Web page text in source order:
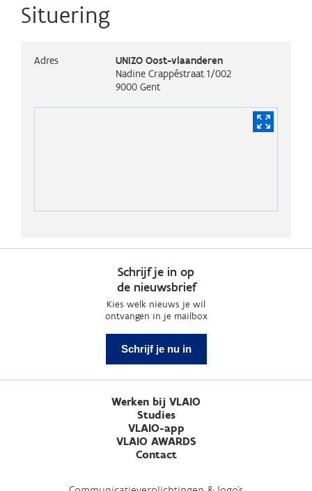
Situering
Adres
UNIZO Oost-vlaanderen
Nadine Crappéstraat 1/002
9000 Gent
Schrijf je in op
de nieuwsbrief
Kies welk nieuws je wil
ontvangen in je mailbox
Schrijf je nu in
Werken bij VLAIO
Studies
VLAIO-app
VLAIO AWARDS
Contact